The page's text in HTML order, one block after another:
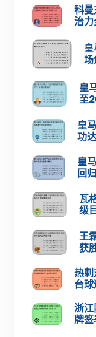
科曼
治力
场
皇
至
皇
功
皇
回
瓦
级
王
获
热刺
台
浙江
牌